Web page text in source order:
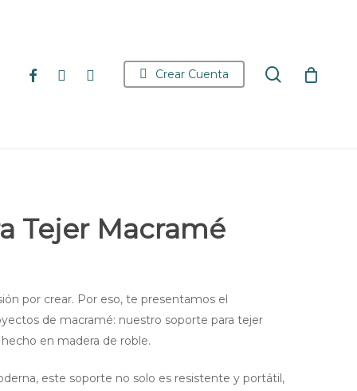
facebookyoutubeinstagram Crear Cuenta search
Tejer Macramé
por crear. Por eso, te presentamos el
de macramé: nuestro soporte para tejer
en madera de roble.
este soporte no solo es resistente y portátil,